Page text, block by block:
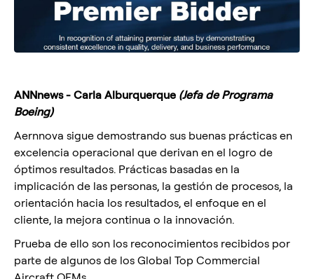
ANNnews - Carla Alburquerque (Jefa de Programa
Boeing)
Aernnova sigue demostrando sus buenas prácticas en
excelencia operacional que derivan en el logro de
óptimos resultados. Prácticas basadas en la
implicación de las personas, la gestión de procesos, la
orientación hacia los resultados, el enfoque en el
cliente, la mejora continua o la innovación.
Prueba de ello son los reconocimientos recibidos por
parte de algunos de los Global Top Commercial